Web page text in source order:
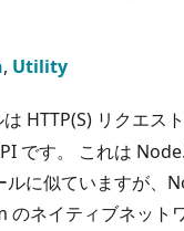
, Utility
HTTP(S) リクエス
です。 これは
ルに似ていますが、
のネイティブネット